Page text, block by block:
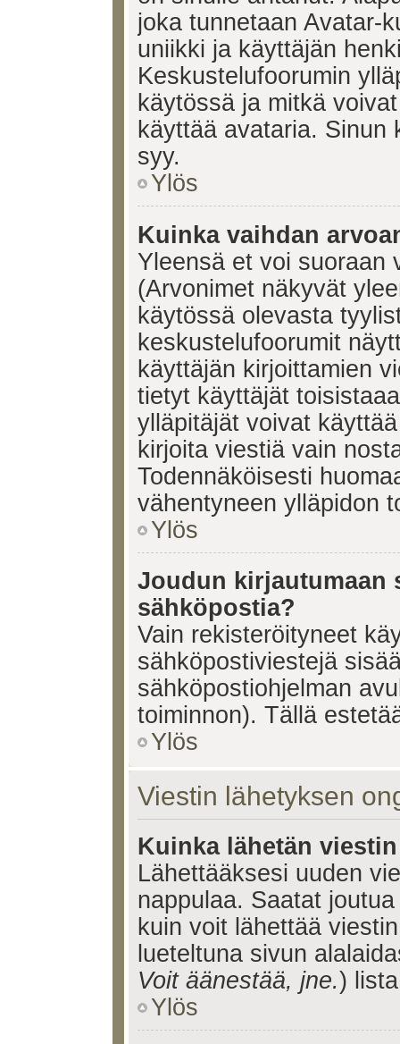
joka tunnetaan Avatar-
uniikki ja käyttäjän
Keskustelufoorumin
käytössä ja mitkä
käyttää avataria. Sinun
syy.
Ylös
Kuinka vaihdan
Yleensä et voi suoraan
(Arvonimet näkyvät
käytössä olevasta
keskustelufoorumit
käyttäjän kirjoittamien
tietyt käyttäjät
ylläpitäjät voivat
kirjoita viestiä vain
Todennäköisesti
vähentyneen ylläpidon
Ylös
Joudun kirjautumaan
sähköpostia?
Vain rekisteröityneet
sähköpostiviestejä
sähköpostiohjelman
toiminnon). Tällä
Ylös
Viestin lähetyksen
Kuinka lähetän
Lähettääksesi uuden
nappulaa. Saatat
kuin voit lähettää
lueteltuna sivun
Voit äänestää, jne.)
Ylös